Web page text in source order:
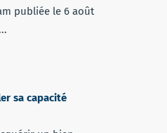
publiée le 6 août
sa capacité